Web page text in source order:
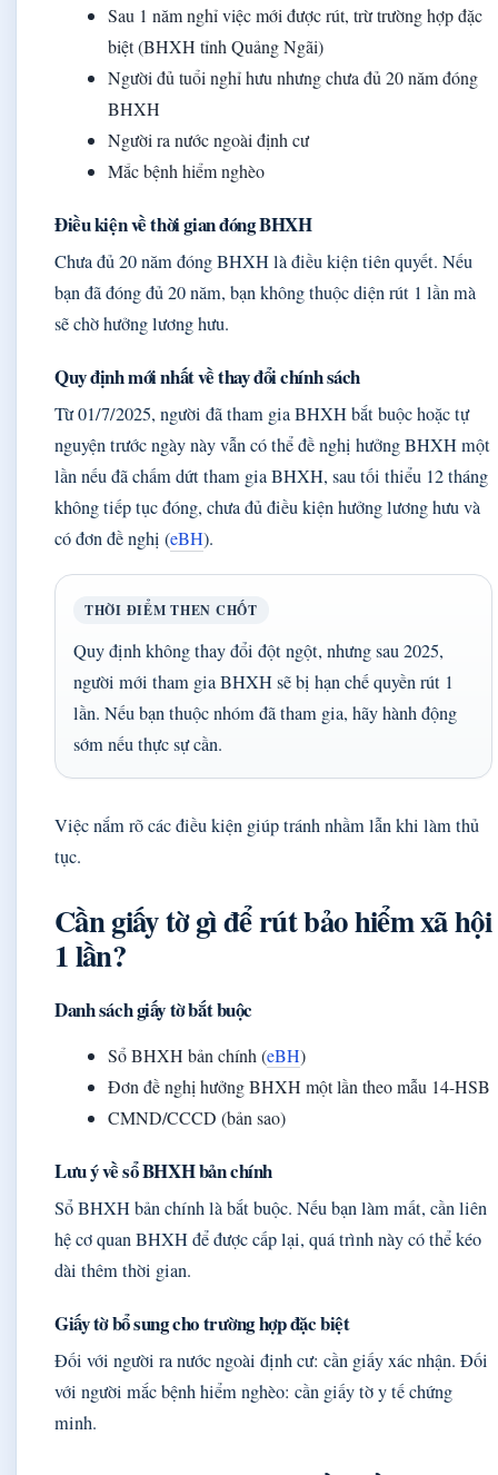
Sau 1 năm nghỉ việc mới được rút, trừ trường hợp đặc
biệt (BHXH tỉnh Quảng Ngãi)
Người đủ tuổi nghỉ hưu nhưng chưa đủ 20 năm đóng
BHXH
Người ra nước ngoài định cư
Mắc bệnh hiểm nghèo
Điều kiện về thời gian đóng BHXH
Chưa đủ 20 năm đóng BHXH là điều kiện tiên quyết. Nếu
bạn đã đóng đủ 20 năm, bạn không thuộc diện rút 1 lần mà
sẽ chờ hưởng lương hưu.
Quy định mới nhất về thay đổi chính sách
Từ 01/7/2025, người đã tham gia BHXH bắt buộc hoặc tự
nguyện trước ngày này vẫn có thể đề nghị hưởng BHXH một
lần nếu đã chấm dứt tham gia BHXH, sau tối thiểu 12 tháng
không tiếp tục đóng, chưa đủ điều kiện hưởng lương hưu và
có đơn đề nghị (eBH).
THỜI ĐIỂM THEN CHỐT
Quy định không thay đổi đột ngột, nhưng sau 2025,
người mới tham gia BHXH sẽ bị hạn chế quyền rút 1
lần. Nếu bạn thuộc nhóm đã tham gia, hãy hành động
sớm nếu thực sự cần.
Việc nắm rõ các điều kiện giúp tránh nhầm lẫn khi làm thủ
tục.
Cần giấy tờ gì để rút bảo hiểm xã hội
1 lần?
Danh sách giấy tờ bắt buộc
Sổ BHXH bản chính (eBH)
Đơn đề nghị hưởng BHXH một lần theo mẫu 14-HSB
CMND/CCCD (bản sao)
Lưu ý về sổ BHXH bản chính
Sổ BHXH bản chính là bắt buộc. Nếu bạn làm mất, cần liên
hệ cơ quan BHXH để được cấp lại, quá trình này có thể kéo
dài thêm thời gian.
Giấy tờ bổ sung cho trường hợp đặc biệt
Đối với người ra nước ngoài định cư: cần giấy xác nhận. Đối
với người mắc bệnh hiểm nghèo: cần giấy tờ y tế chứng
minh.